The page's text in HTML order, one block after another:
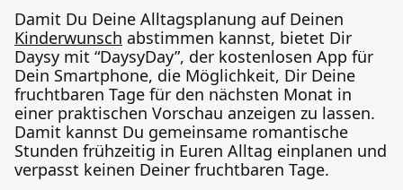
Damit Du Deine Alltagsplanung auf Deinen
Kinderwunsch abstimmen kannst, bietet Dir
Daysy mit “DaysyDay”, der kostenlosen App für
Dein Smartphone, die Möglichkeit, Dir Deine
fruchtbaren Tage für den nächsten Monat in
einer praktischen Vorschau anzeigen zu lassen.
Damit kannst Du gemeinsame romantische
Stunden frühzeitig in Euren Alltag einplanen und
verpasst keinen Deiner fruchtbaren Tage.